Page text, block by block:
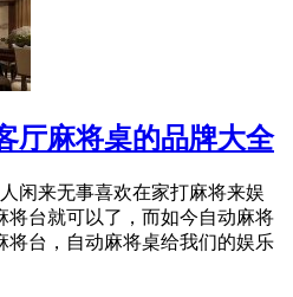
厅麻将桌的品牌大全
闲来无事喜欢在家打麻将来娱
将台就可以了，而如今自动麻将
将台，自动麻将桌给我们的娱乐